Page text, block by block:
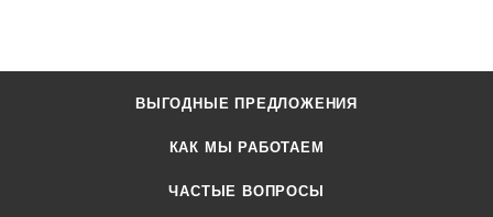
ВЫГОДНЫЕ ПРЕДЛОЖЕНИЯ
КАК МЫ РАБОТАЕМ
ЧАСТЫЕ ВОПРОСЫ